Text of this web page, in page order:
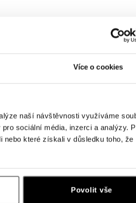
Více o cookies
naší návštěvnosti využíváme
sociální média, inzerci a analýzy.
nebo které získali v důsledku toho, že
Povolit vše